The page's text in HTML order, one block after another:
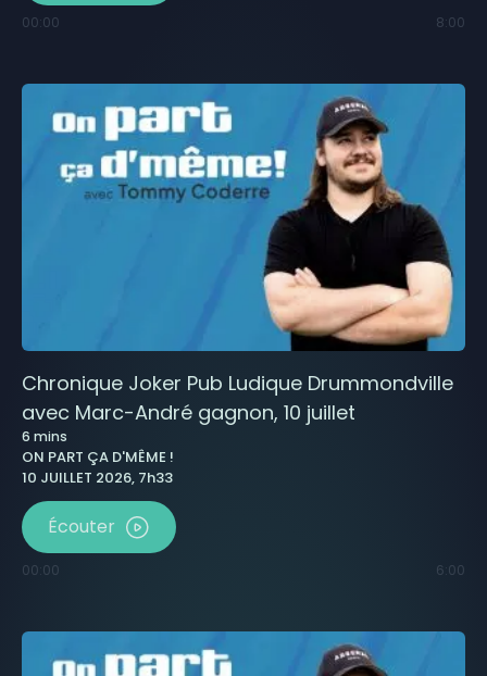
00:00 8:00
Chronique Joker Pub Ludique Drummondville
avec Marc-André gagnon, 10 juillet
6 mins
ON PART ÇA D'MÊME !
10 JUILLET 2026, 7h33
Écouter
00:00 6:00